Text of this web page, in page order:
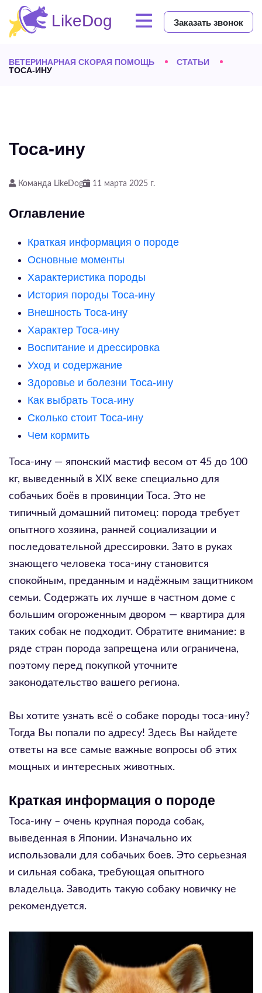
Заказать звонок
ВЕТЕРИНАРНАЯ СКОРАЯ ПОМОЩЬ
СТАТЬИ
ТОСА-ИНУ
Тоса-ину
Команда LikeDog 11 марта 2025 г.
Оглавление
Краткая информация о породе
Основные моменты
Характеристика породы
История породы Тоса-ину
Внешность Тоса-ину
Характер Тоса-ину
Воспитание и дрессировка
Уход и содержание
Здоровье и болезни Тоса-ину
Как выбрать Тоса-ину
Сколько стоит Тоса-ину
Чем кормить
Тоса-ину — японский мастиф весом от 45 до 100
кг, выведенный в XIX веке специально для
собачьих боёв в провинции Тоса. Это не
типичный домашний питомец: порода требует
опытного хозяина, ранней социализации и
последовательной дрессировки. Зато в руках
знающего человека тоса-ину становится
спокойным, преданным и надёжным защитником
семьи. Содержать их лучше в частном доме с
большим огороженным двором — квартира для
таких собак не подходит. Обратите внимание: в
ряде стран порода запрещена или ограничена,
поэтому перед покупкой уточните
законодательство вашего региона.
Вы хотите узнать всё о собаке породы тоса-ину?
Тогда Вы попали по адресу! Здесь Вы найдете
ответы на все самые важные вопросы об этих
мощных и интересных животных.
Краткая информация о породе
Тоса-ину – очень крупная порода собак,
выведенная в Японии. Изначально их
использовали для собачьих боев. Это серьезная
и сильная собака, требующая опытного
владельца. Заводить такую собаку новичку не
рекомендуется.